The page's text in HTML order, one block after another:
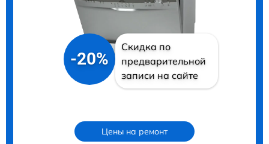
-20%
Скидка по
предварительной
записи на сайте
Цены на ремонт